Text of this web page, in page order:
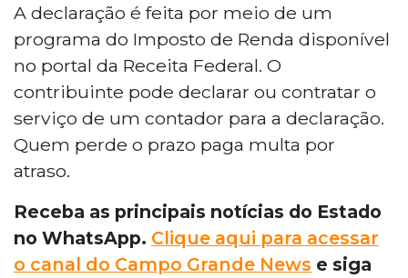
A declaração é feita por meio de um
programa do Imposto de Renda disponível
no portal da Receita Federal. O
contribuinte pode declarar ou contratar o
serviço de um contador para a declaração.
Quem perde o prazo paga multa por
atraso.
Receba as principais notícias do Estado
no WhatsApp. Clique aqui para acessar
o canal do Campo Grande News e siga